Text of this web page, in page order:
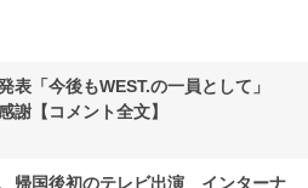
表「今後もWEST.の一員として」
謝【コメント全文】
帰国後初のテレビ出演 インターナ